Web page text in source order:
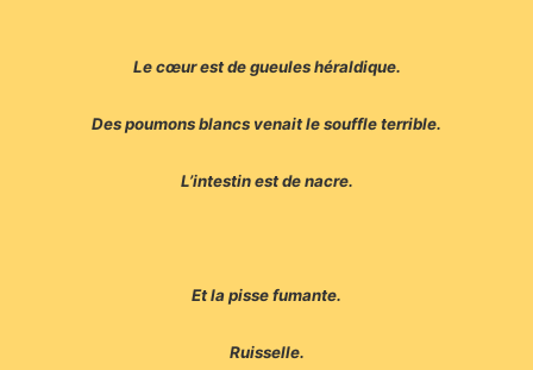
Le cœur est de gueules héraldique.
Des poumons blancs venait le souffle terrible.
L’intestin est de nacre.
Et la pisse fumante.
Ruisselle.